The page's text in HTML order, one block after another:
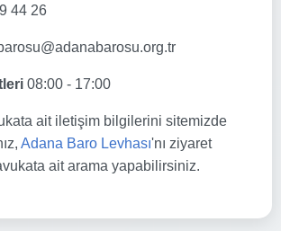
44 26
08:00 - 17:00
ait iletişim bilgilerini sitemizde
Adana Baro Levhası'nı ziyaret
ait arama yapabilirsiniz.